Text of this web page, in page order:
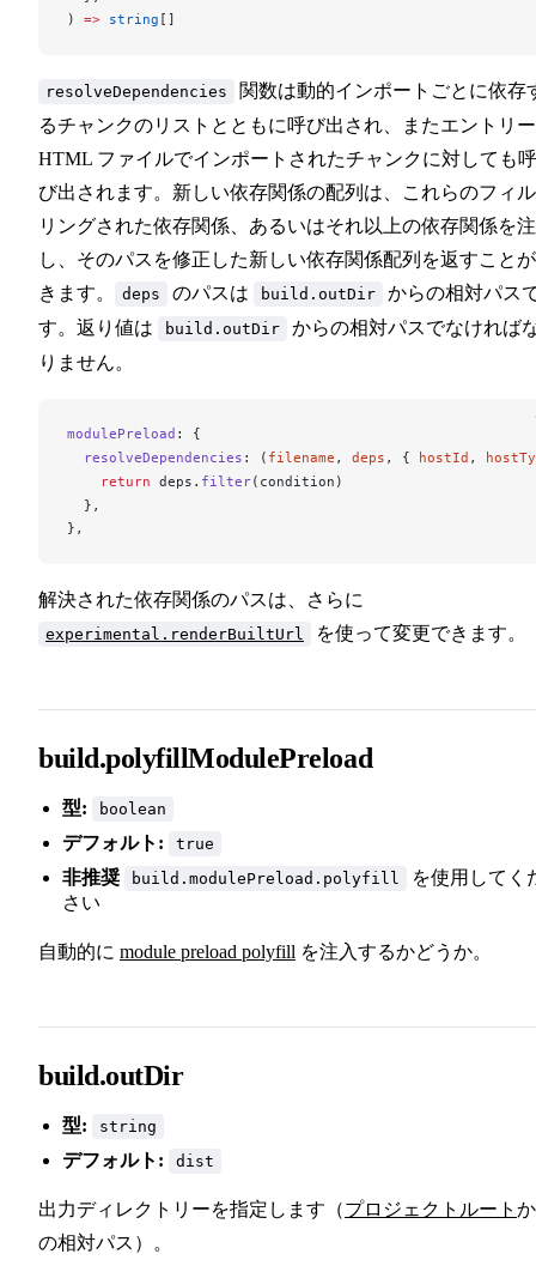
) => string []
resolveDependencies
関数は動的インポートごとに依存
るチャンクのリストとともに呼び出され、またエントリー
HTML ファイルでインポートされたチャンクに対しても呼
び出されます。新しい依存関係の配列は、これらのフィ
リングされた依存関係、あるいはそれ以上の依存関係を
し、そのパスを修正した新しい依存関係配列を返すこと
きます。
deps のパスは build.outDir
からの相対パス
す。返り値は
build.outDir
からの相対パスでなければ
りません。
modulePreload : {
resolveDependencies : ( filename , deps , { hostId ,
    return
deps . filter( condition )
  },
},
解決された依存関係のパスは、さらに
experimental.renderBuiltUrl を使って変更できます。
build.polyfillModulePreload
型: boolean
デフォルト: true
非推奨 build.modulePreload.polyfill
を使用してく
さい
自動的に module preload polyfill を注入するかどうか。
build.outDir
型: string
デフォルト: dist
出力ディレクトリーを指定します（プロジェクトルート
の相対パス）。